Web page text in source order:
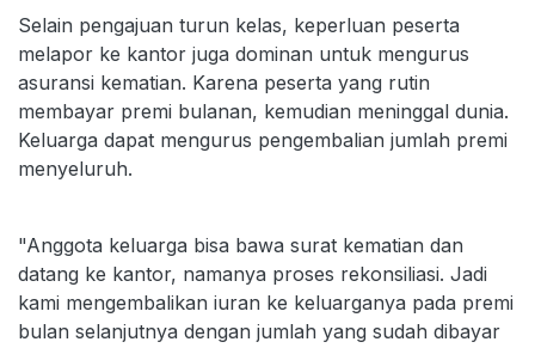
Selain pengajuan turun kelas, keperluan peserta
melapor ke kantor juga dominan untuk mengurus
asuransi kematian. Karena peserta yang rutin
membayar premi bulanan, kemudian meninggal dunia.
Keluarga dapat mengurus pengembalian jumlah premi
menyeluruh.
"Anggota keluarga bisa bawa surat kematian dan
datang ke kantor, namanya proses rekonsiliasi. Jadi
kami mengembalikan iuran ke keluarganya pada premi
bulan selanjutnya dengan jumlah yang sudah dibayar